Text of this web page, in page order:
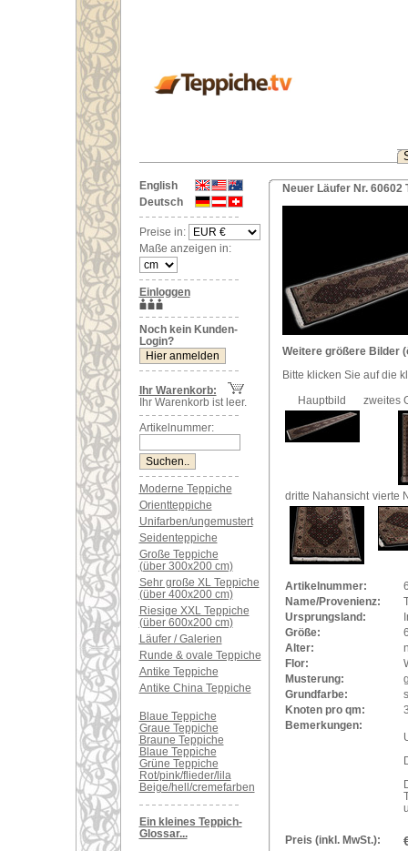
English
Deutsch
Preise in:
Maße anzeigen in:
Einloggen
Noch kein Kunden-
Login?
Ihr Warenkorb:
Ihr Warenkorb ist leer.
Artikelnummer:
Moderne Teppiche
Orientteppiche
Unifarben/ungemustert
Seidenteppiche
Große Teppiche
(über 300x200 cm)
Sehr große XL Teppiche
(über 400x200 cm)
Riesige XXL Teppiche
(über 600x200 cm)
Läufer / Galerien
Runde & ovale Teppiche
Antike Teppiche
Antike China Teppiche
Blaue Teppiche
Graue Teppiche
Braune Teppiche
Blaue Teppiche
Grüne Teppiche
Rot/pink/flieder/lila
Beige/hell/cremefarben
Ein kleines Teppich-
Glossar...
Neuer Läufer Nr.
Weitere größere Bilder
Bitte klicken Sie auf die
Hauptbild
zweites
dritte Nahansicht vierte
Artikelnummer:
Name/Provenienz:
Ursprungsland:
Größe:
Alter:
Flor:
Musterung:
Grundfarbe:
Knoten pro qm:
Bemerkungen:
Preis (inkl. MwSt.):